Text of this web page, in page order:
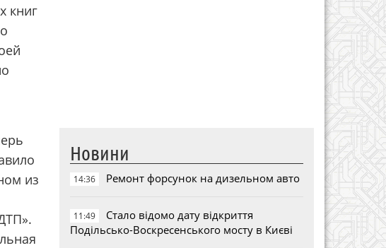
книг
из
Новини
14:36 Ремонт форсунок на дизельном авто
11:49
Стало відомо дату відкриття
Подільсько-Воскресенського мосту в Києві